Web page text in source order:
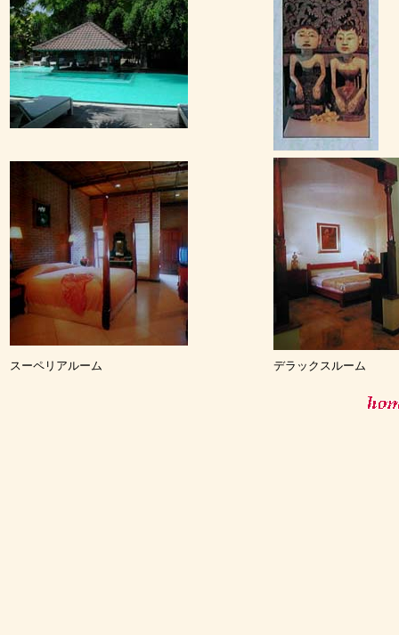
スーペリアルーム デラックスルーム